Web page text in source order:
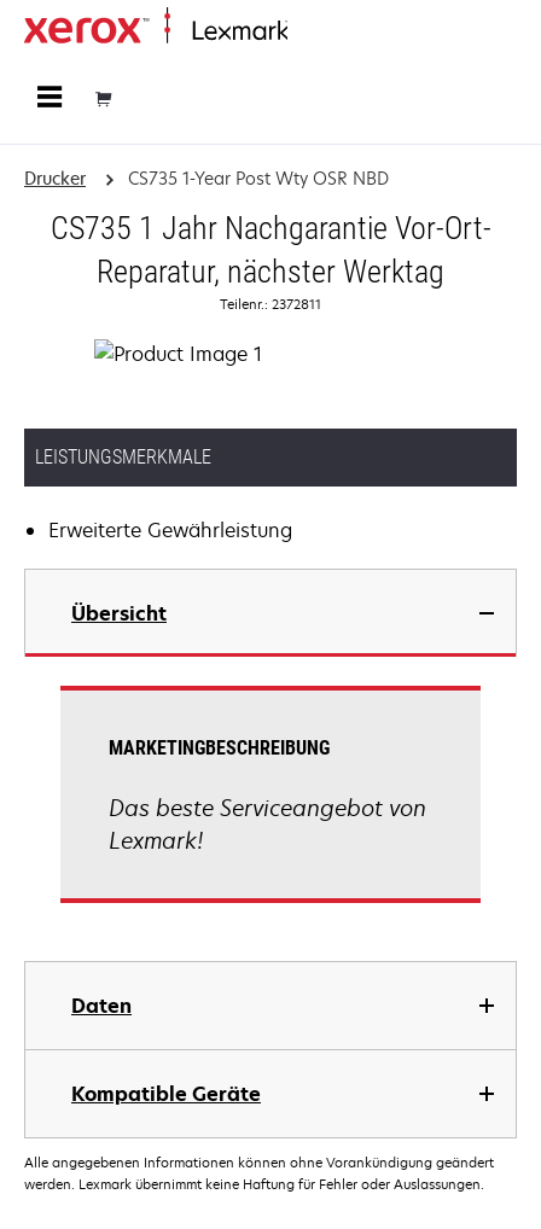
Drucker CS735 1-Year Post Wty OSR NBD
CS735 1 Jahr Nachgarantie Vor-Ort-
Reparatur, nächster Werktag
Teilenr.: 2372811
LEISTUNGSMERKMALE
Erweiterte Gewährleistung
Übersicht
Daten
Kompatible Geräte
MARKETINGBESCHREIBUNG
Das beste Serviceangebot von
Lexmark!
Alle angegebenen Informationen können ohne Vorankündigung geändert
werden. Lexmark übernimmt keine Haftung für Fehler oder Auslassungen.